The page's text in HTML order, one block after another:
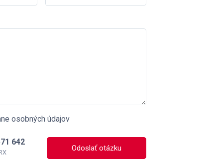
osobných údajov
642
Odoslať otázku